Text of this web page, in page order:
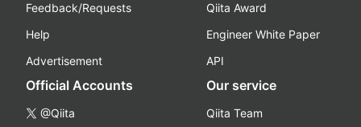
Feedback/Requests
Help
Advertisement
Qiita Award
Engineer White Paper
API
Official Accounts
@Qiita
Our service
Qiita Team